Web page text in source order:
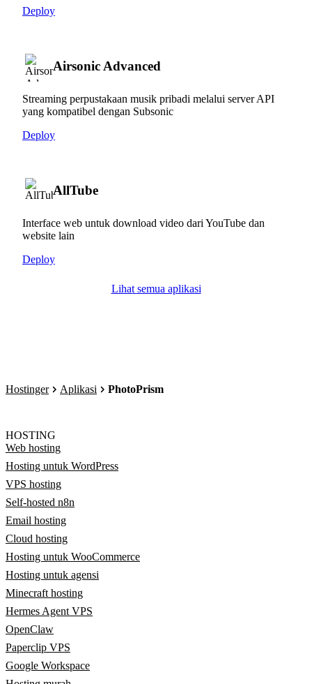
Deploy
Airsonic Advanced
Streaming perpustakaan musik pribadi melalui server API
yang kompatibel dengan Subsonic
Deploy
AllTube
Interface web untuk download video dari YouTube dan
website lain
Deploy
Lihat semua aplikasi
Hostinger Aplikasi PhotoPrism
HOSTING
Web hosting
Hosting untuk WordPress
VPS hosting
Self-hosted n8n
Email hosting
Cloud hosting
Hosting untuk WooCommerce
Hosting untuk agensi
Minecraft hosting
Hermes Agent VPS
OpenClaw
Paperclip VPS
Google Workspace